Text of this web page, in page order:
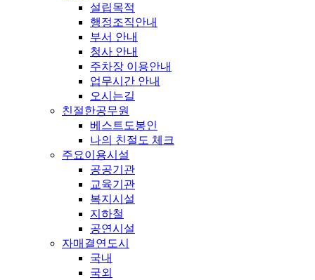
설립목적
행정조직안내
부서 안내
청사 안내
주차장 이용안내
업무시간 안내
오시는길
친절한공무원
베스트도봉인
나의 친절도 체크
주요이용시설
공공기관
교육기관
복지시설
지하철
공연시설
자매결연도시
국내
국외